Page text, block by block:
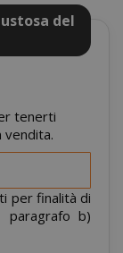
del
tenerti
per finalità di
paragrafo b)
Adobe Inc.